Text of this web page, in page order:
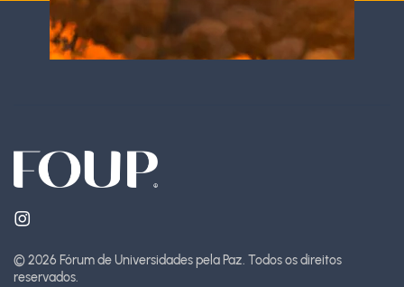
© 2026 Fórum de Universidades pela Paz. Todos os direitos
reservados.